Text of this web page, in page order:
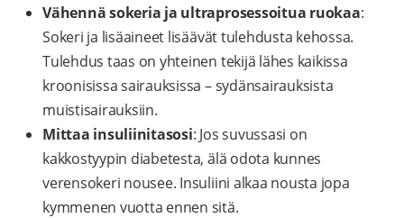
Vähennä sokeria ja ultraprosessoitua ruokaa:
Sokeri ja lisäaineet lisäävät tulehdusta kehossa.
Tulehdus taas on yhteinen tekijä lähes kaikissa
kroonisissa sairauksissa – sydänsairauksista
muistisairauksiin.
Mittaa insuliinitasosi: Jos suvussasi on
kakkostyypin diabetesta, älä odota kunnes
verensokeri nousee. Insuliini alkaa nousta jopa
kymmenen vuotta ennen sitä.